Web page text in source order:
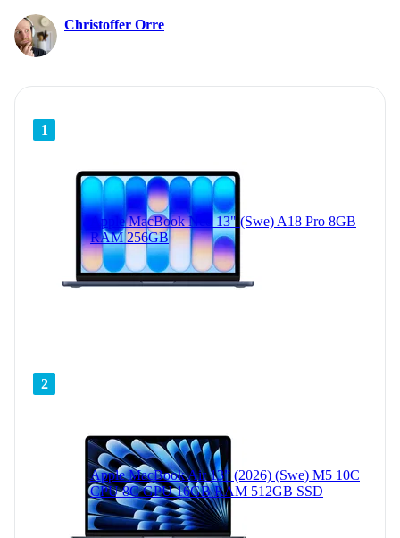
Christoffer Orre
1
Apple MacBook Neo 13" (Swe) A18 Pro 8GB
RAM 256GB
2
Apple MacBook Air 13” (2026) (Swe) M5 10C
CPU 8C GPU 16GB RAM 512GB SSD